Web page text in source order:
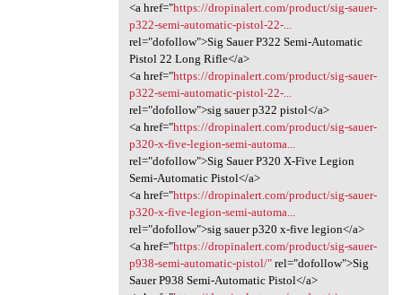
<a href="https://dropinalert.com/product/sig-sauer-
p322-semi-automatic-pistol-22-...
rel="dofollow">Sig Sauer P322 Semi-Automatic
Pistol 22 Long Rifle</a>
<a href="https://dropinalert.com/product/sig-sauer-
p322-semi-automatic-pistol-22-...
rel="dofollow">sig sauer p322 pistol</a>
<a href="https://dropinalert.com/product/sig-sauer-
p320-x-five-legion-semi-automa...
rel="dofollow">Sig Sauer P320 X-Five Legion
Semi-Automatic Pistol</a>
<a href="https://dropinalert.com/product/sig-sauer-
p320-x-five-legion-semi-automa...
rel="dofollow">sig sauer p320 x-five legion</a>
<a href="https://dropinalert.com/product/sig-sauer-
p938-semi-automatic-pistol/"rel="dofollow">Sig
Sauer P938 Semi-Automatic Pistol</a>